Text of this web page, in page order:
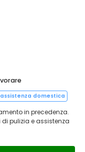
assistenza domestica
in precedenza.
pulizia e assistenza